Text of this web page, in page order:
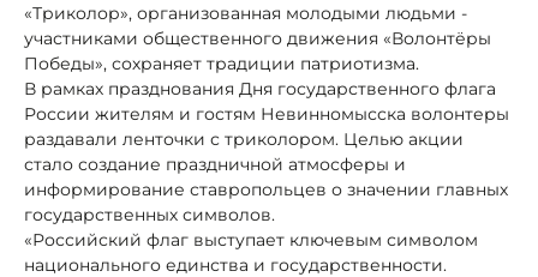
«Триколор», организованная молодыми людьми -
участниками общественного движения «Волонтёры
Победы», сохраняет традиции патриотизма.
В рамках празднования Дня государственного флага
России жителям и гостям Невинномысска волонтеры
раздавали ленточки с триколором. Целью акции
стало создание праздничной атмосферы и
информирование ставропольцев о значении главных
государственных символов.
«Российский флаг выступает ключевым символом
национального единства и государственности.